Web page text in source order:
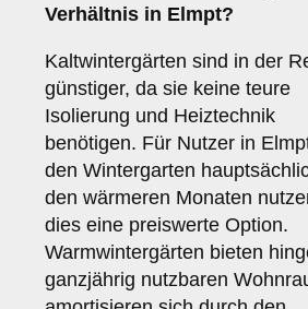
Verhältnis in Elmpt?
Kaltwintergärten sind in der
günstiger, da sie keine teure
Isolierung und Heiztechnik
benötigen. Für Nutzer in
den Wintergarten
den wärmeren Monaten
dies eine preiswerte Option.
Warmwintergärten bieten
ganzjährig nutzbaren